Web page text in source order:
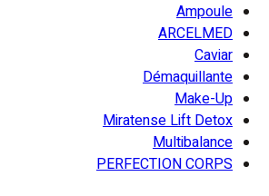
Ampoule
ARCELMED
Caviar
Démaquillante
Make-Up
Miratense Lift Detox
Multibalance
PERFECTION CORPS